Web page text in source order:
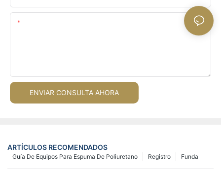
ENVIAR CONSULTA AHORA
ARTÍCULOS RECOMENDADOS
Funda
Registro
Guía De Equipos Para Espuma De Poliuretano